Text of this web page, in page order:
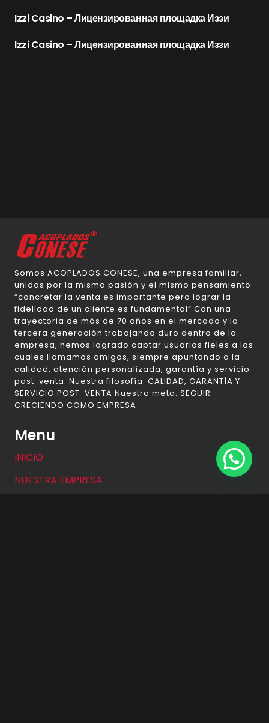
Izzi Casino – Лицензированная площадка Иззи
Izzi Casino – Лицензированная площадка Иззи
Somos ACOPLADOS CONESE, una empresa familiar,
unidos por la misma pasión y el mismo pensamiento
“concretar la venta es importante pero lograr la
fidelidad de un cliente es fundamental” Con una
trayectoria de más de 70 años en el mercado y la
tercera generación trabajando duro dentro de la
empresa, hemos logrado captar usuarios fieles a los
cuales llamamos amigos, siempre apuntando a la
calidad, atención personalizada, garantía y servicio
post-venta. Nuestra filosofía: CALIDAD, GARANTÍA Y
SERVICIO POST-VENTA Nuestra meta: SEGUIR
CRECIENDO COMO EMPRESA
Menu
INICIO
NUESTRA EMPRESA